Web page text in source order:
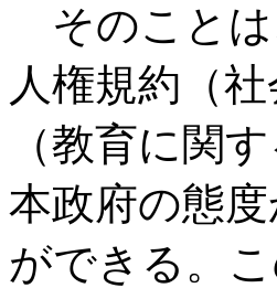
そのことは
人権規約（
（教育に関
本政府の態
ができる。